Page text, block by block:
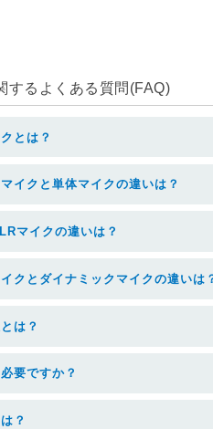
するよくある質問(FAQ)
とは？
イクと単体マイクの違いは？
マイクの違いは？
クとダイナミックマイクの違いは
は？
要ですか？
？